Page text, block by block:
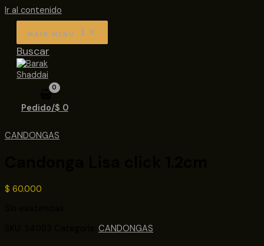
Ir al contenido
MAIN MENU
Buscar
Pedido/$ 0
CANDONGAS
$ 60.000
CANDONGAS